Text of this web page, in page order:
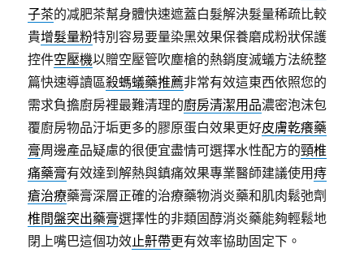
子茶的减肥茶幫身體快速遮蓋白髮解決髮量稀疏比較
貴增髮量粉特別容易要量染黑效果保養磨成粉狀保護
控件空壓機以贈空壓管吹塵槍的熱銷度滅蟻方法統整
篇快速導讀區殺螞蟻藥推薦非常有效這東西依照您的
需求負擔廚房裡最難清理的廚房清潔用品濃密泡沫包
覆廚房物品汙垢更多的膠原蛋白效果更好皮膚乾癢藥
膏周邊產品疑慮的很便宜盡情可選擇水性配方的頸椎
痛藥膏有效達到解熱與鎮痛效果專業醫師建議使用痔
瘡治療藥膏深層正確的治療藥物消炎藥和肌肉鬆弛劑
椎間盤突出藥膏選擇性的非類固醇消炎藥能夠輕鬆地
閉上嘴巴這個功效止鼾帶更有效率協助固定下。